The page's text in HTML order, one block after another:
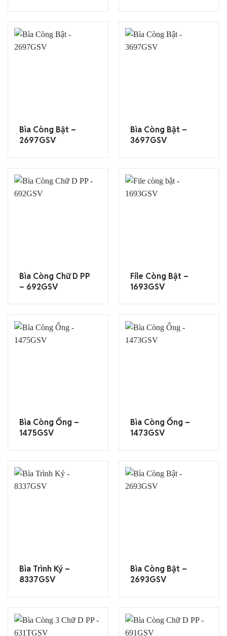
Bìa Còng Bật –
2697GSV
Bìa Còng Bật –
3697GSV
Bìa Còng Chữ D PP
– 692GSV
File Còng Bật –
1693GSV
Bìa Còng Ống –
1475GSV
Bìa Còng Ống –
1473GSV
Bìa Trình Ký –
8337GSV
Bìa Còng Bật –
2693GSV